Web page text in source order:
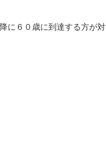
に６０歳に到達する方が対